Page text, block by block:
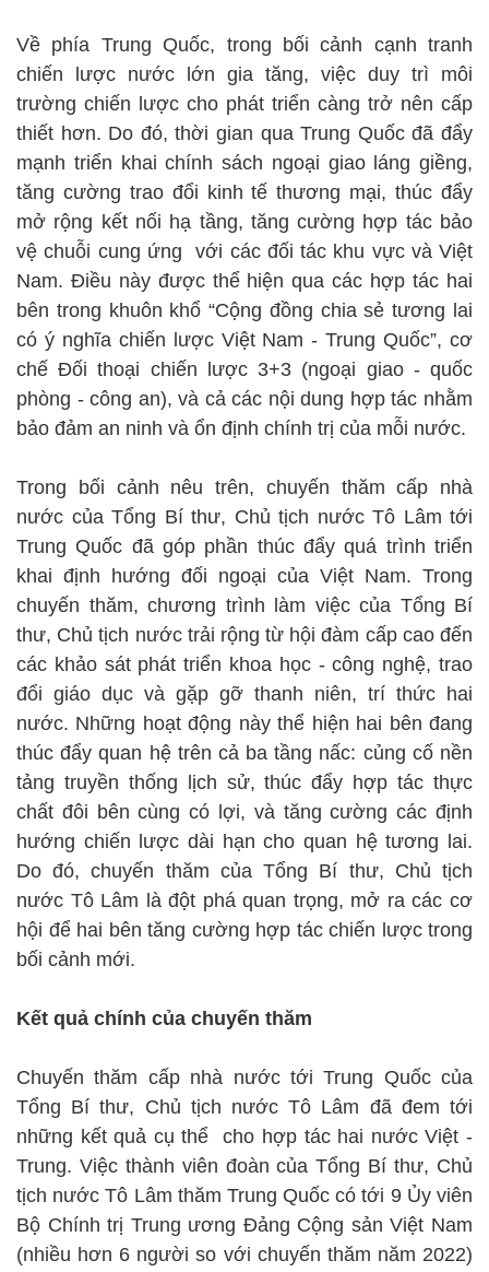
Về phía Trung Quốc, trong bối cảnh cạnh tranh
chiến lược nước lớn gia tăng, việc duy trì môi
trường chiến lược cho phát triển càng trở nên cấp
thiết hơn. Do đó, thời gian qua Trung Quốc đã đẩy
mạnh triển khai chính sách ngoại giao láng giềng,
tăng cường trao đổi kinh tế thương mại, thúc đẩy
mở rộng kết nối hạ tầng, tăng cường hợp tác bảo
vệ chuỗi cung ứng với các đối tác khu vực và Việt
Nam. Điều này được thể hiện qua các hợp tác hai
bên trong khuôn khổ “Cộng đồng chia sẻ tương lai
có ý nghĩa chiến lược Việt Nam - Trung Quốc”, cơ
chế Đối thoại chiến lược 3+3 (ngoại giao - quốc
phòng - công an), và cả các nội dung hợp tác nhằm
bảo đảm an ninh và ổn định chính trị của mỗi nước.
Trong bối cảnh nêu trên, chuyến thăm cấp nhà
nước của Tổng Bí thư, Chủ tịch nước Tô Lâm tới
Trung Quốc đã góp phần thúc đẩy quá trình triển
khai định hướng đối ngoại của Việt Nam. Trong
chuyến thăm, chương trình làm việc của Tổng Bí
thư, Chủ tịch nước trải rộng từ hội đàm cấp cao đến
các khảo sát phát triển khoa học - công nghệ, trao
đổi giáo dục và gặp gỡ thanh niên, trí thức hai
nước. Những hoạt động này thể hiện hai bên đang
thúc đẩy quan hệ trên cả ba tầng nấc: củng cố nền
tảng truyền thống lịch sử, thúc đẩy hợp tác thực
chất đôi bên cùng có lợi, và tăng cường các định
hướng chiến lược dài hạn cho quan hệ tương lai.
Do đó, chuyến thăm của Tổng Bí thư, Chủ tịch
nước Tô Lâm là đột phá quan trọng, mở ra các cơ
hội để hai bên tăng cường hợp tác chiến lược trong
bối cảnh mới.
Kết quả chính của chuyến thăm
Chuyến thăm cấp nhà nước tới Trung Quốc của
Tổng Bí thư, Chủ tịch nước Tô Lâm đã đem tới
những kết quả cụ thể cho hợp tác hai nước Việt -
Trung. Việc thành viên đoàn của Tổng Bí thư, Chủ
tịch nước Tô Lâm thăm Trung Quốc có tới 9 Ủy viên
Bộ Chính trị Trung ương Đảng Cộng sản Việt Nam
(nhiều hơn 6 người so với chuyến thăm năm 2022)